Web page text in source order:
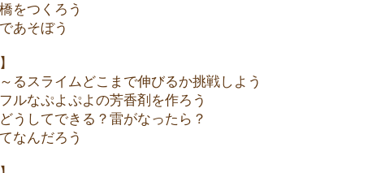
をつくろう
あそぼう
～るスライムどこまで伸びるか挑戦しよう
フルなぷよぷよの芳香剤を作ろう
どうしてできる？雷がなったら？
なんだろう